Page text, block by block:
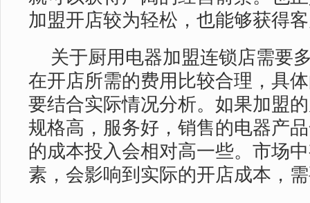
加盟开店较为轻松，也能够获得
关于厨用电器加盟连锁店需要
在开店所需的费用比较合理，具
要结合实际情况分析。如果加盟
规格高，服务好，销售的电器产
的成本投入会相对高一些。市场
素，会影响到实际的开店成本，